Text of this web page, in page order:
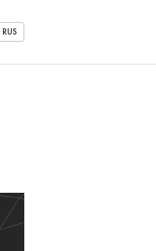
RUS